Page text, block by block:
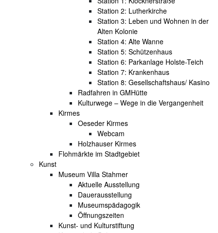
Station 2: Lutherkirche
Station 3: Leben und Wohnen in der
Alten Kolonie
Station 4: Alte Wanne
Station 5: Schützenhaus
Station 6: Parkanlage Holste-Teich
Station 7: Krankenhaus
Station 8: Gesellschaftshaus/ Kasino
Radfahren in GMHütte
Kulturwege – Wege in die Vergangenheit
Kirmes
Oeseder Kirmes
Webcam
Holzhauser Kirmes
Flohmärkte im Stadtgebiet
Kunst
Museum Villa Stahmer
Aktuelle Ausstellung
Dauerausstellung
Museumspädagogik
Öffnungszeiten
Kunst- und Kulturstiftung